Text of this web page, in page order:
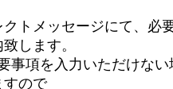
クトメッセージにて、必
します。
事項を入力いただけない
すので